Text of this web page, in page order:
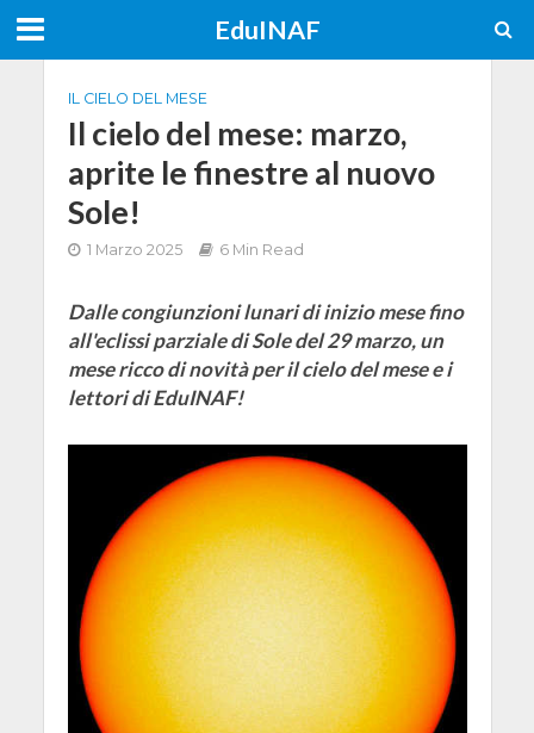
EduINAF
IL CIELO DEL MESE
Il cielo del mese: marzo,
aprite le finestre al nuovo
Sole!
1 Marzo 2025 6 Min Read
Dalle congiunzioni lunari di inizio mese fino
all'eclissi parziale di Sole del 29 marzo, un
mese ricco di novità per il cielo del mese e i
lettori di EduINAF!